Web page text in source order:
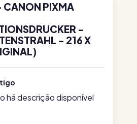
PIXMA
-
- 216 X
há descrição disponível